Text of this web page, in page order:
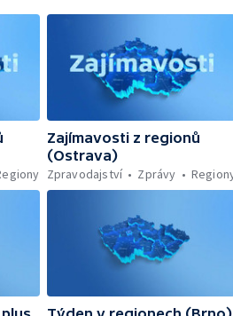
Zajímavosti z regionů
(Ostrava)
Zpravodajství
Zprávy